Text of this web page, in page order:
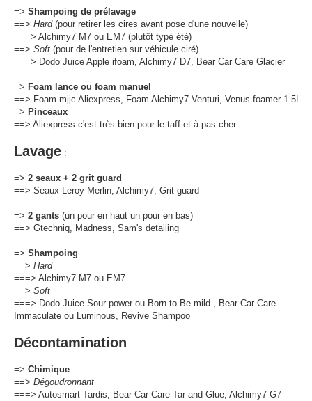
=> Shampoing de prélavage
==> Hard(pour retirer les cires avant pose d'une nouvelle)
===> Alchimy7 M7 ou EM7 (plutôt typé été)
==> Soft (pour de l'entretien sur véhicule ciré)
===> Dodo Juice Apple ifoam, Alchimy7 D7, Bear Car Care Glacier
=> Foam lance ou foam manuel
==> Foam mjjc Aliexpress, Foam Alchimy7 Venturi, Venus foamer 1.5L
=> Pinceaux
==> Aliexpress c'est très bien pour le taff et à pas cher
Lavage :
=> 2 seaux + 2 grit guard
==> Seaux Leroy Merlin, Alchimy7, Grit guard
=> 2 gants (un pour en haut un pour en bas)
==> Gtechniq, Madness, Sam's detailing
=> Shampoing
==> Hard
===> Alchimy7 M7 ou EM7
==> Soft
===> Dodo Juice Sour power ou Born to Be mild , Bear Car Care
Immaculate ou Luminous, Revive Shampoo
Décontamination :
=> Chimique
==> Dégoudronnant
===> Autosmart Tardis, Bear Car Care Tar and Glue, Alchimy7 G7